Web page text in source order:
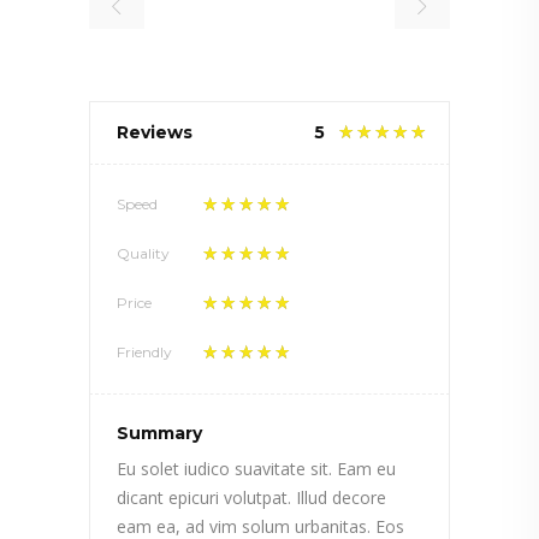
Reviews 5
Speed
Quality
Price
Friendly
Summary
Eu solet iudico suavitate sit. Eam eu
dicant epicuri volutpat. Illud decore
eam ea, ad vim solum urbanitas. Eos